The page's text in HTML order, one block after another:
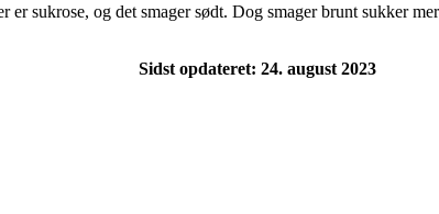
sukrose, og det smager sødt. Dog smager brunt sukker
Sidst opdateret: 24. august 2023